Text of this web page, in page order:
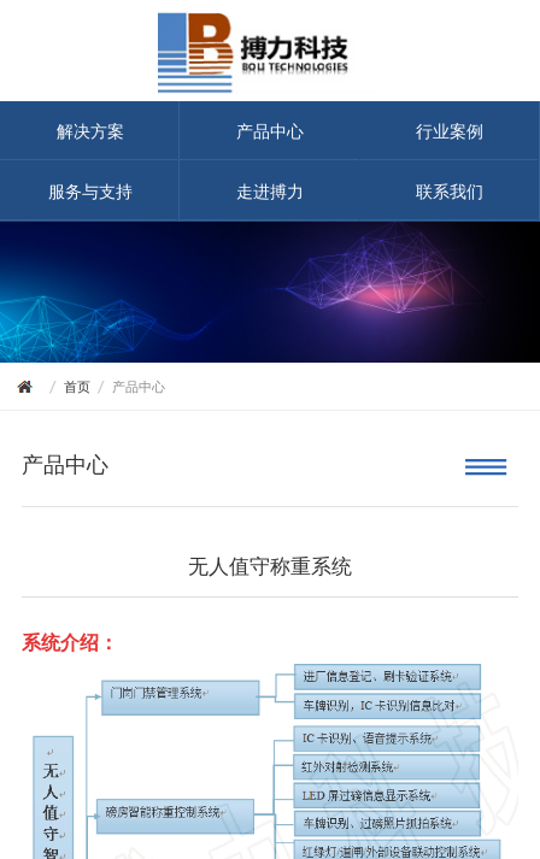
解决方案 产品中心 行业案例
服务与支持 走进搏力 联系我们
首页 产品中心
产品中心
无人值守称重系统
系统介绍：